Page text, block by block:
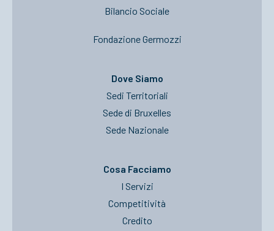
Bilancio Sociale
Fondazione Germozzi
Dove Siamo
Sedi Territoriali
Sede di Bruxelles
Sede Nazionale
Cosa Facciamo
I Servizi
Competitività
Credito